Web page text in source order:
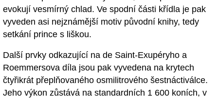
evokují vesmírný chlad. Ve spodní části křídla je pak
vyveden asi nejznámější motiv původní knihy, tedy
setkání prince s liškou.
Další prvky odkazující na de Saint-Exupéryho a
Roemmersova díla jsou pak vyvedena na krytech
čtyřikrát přeplňovaného osmilitrového šestnáctiválce.
Jeho výkon zůstává na standardních 1 600 koních, v